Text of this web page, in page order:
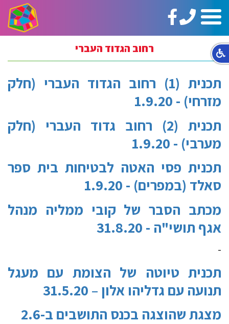
תפריט
טלפון:
02-
https://www.facebook.com/ginotHair
רחוב הגדוד העברי
תכנית (1) רחוב הגדוד העברי (חלק
מזרחי) - 1.9.20
תכנית (2) רחוב גדוד העברי (חלק
מערבי) - 1.9.20
תכנית פסי האטה לבטיחות בית ספר
סאלד (במפרים) - 1.9.20
מכתב הסבר של קובי ממליה מנהל
אגף תושי"ה - 31.8.20
-
תכנית טיוטה של הצומת עם מעגל
תנועה עם גדליהו אלון – 31.5.20
מצגת שהוצגה בכנס התושבים ב-2.6